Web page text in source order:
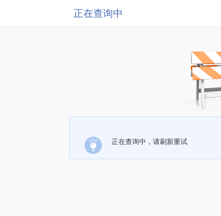
正在查询中
正在查询中，请刷新重试